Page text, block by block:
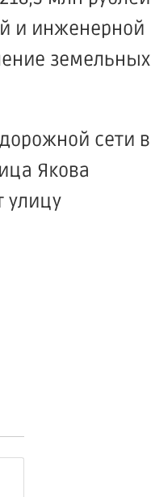
и инженерной
земельных
сети в
Якова
улицу